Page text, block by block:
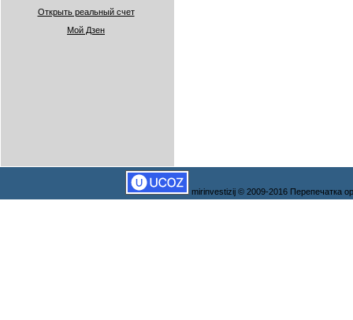
Открыть реальный счет
Мой Дзен
mirinvestizij © 2009-2016 Перепечатка